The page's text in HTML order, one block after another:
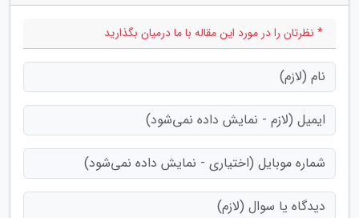
* نظرتان را در مورد این مقاله با ما درمیان بگذارید